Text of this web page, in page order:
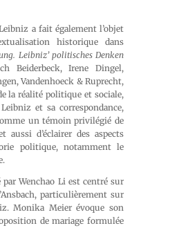
a fait également l’objet
historique dans
Leibniz’ politisches Denken
Beiderbeck, Irene Dingel,
Vandenhoeck & Ruprecht,
la réalité politique et sociale,
et sa correspondance,
un témoin privilégié de
aussi d’éclairer des aspects
politique, notamment le
par Wenchao Li est centré sur
particulièrement sur
Monika Meier évoque son
de mariage formulée